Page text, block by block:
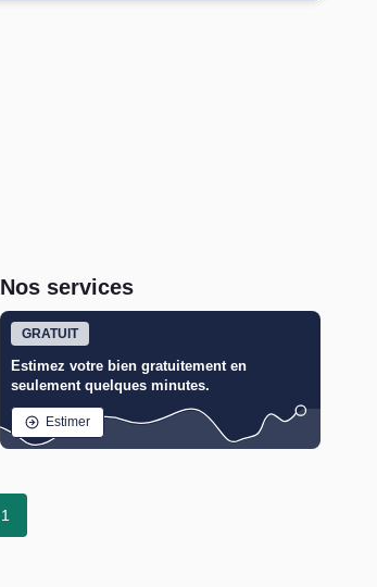
Nos services
GRATUIT
Estimez votre bien gratuitement en
seulement quelques minutes.
Estimer
1